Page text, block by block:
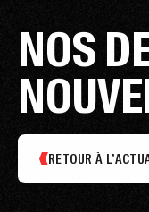
NOS
RETOUR À